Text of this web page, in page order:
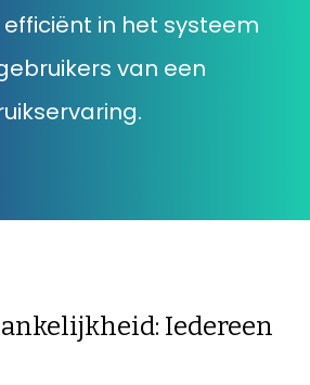
in het systeem
van een
Iedereen